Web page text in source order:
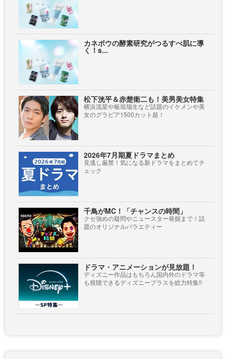
カネボウの酵素研究がつるすべ肌に導
く！s...
松下洸平＆赤楚衛二も！美男美女特集
横浜流星や板垣瑞生など話題のイケメンや美
女のグラビア1500カット超！
2026年7月期夏ドラマまとめ
見逃し厳禁！気になる新ドラマをまとめてチ
ェック
千鳥がMC！「チャンスの時間」
クセ強めの疑問やニュースター発掘まで！話
題のオリジナルバラエティー
ドラマ・アニメーションが見放題！
ディズニー作品はもちろん国内外のドラマ等
も視聴できるディズニープラスを総力特集!!